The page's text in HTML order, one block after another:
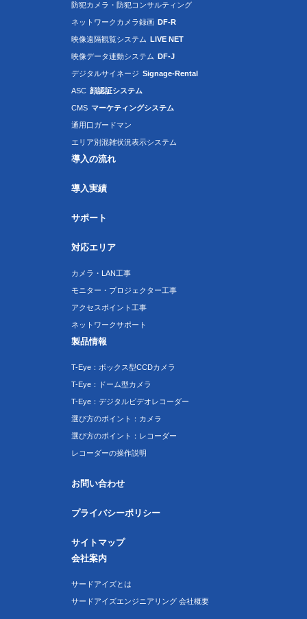
防犯カメラ・防犯コンサルティング
ネットワークカメラ録画 DF-R
映像遠隔観覧システム LIVE NET
映像データ連動システム DF-J
デジタルサイネージ Signage-Rental
ASC 顔認証システム
CMS マーケティングシステム
通用口ガードマン
エリア別混雑状況表示システム
導入の流れ
導入実績
サポート
対応エリア
カメラ・LAN工事
モニター・プロジェクター工事
アクセスポイント工事
ネットワークサポート
製品情報
T-Eye：ボックス型CCDカメラ
T-Eye：ドーム型カメラ
T-Eye：デジタルビデオレコーダー
選び方のポイント：カメラ
選び方のポイント：レコーダー
レコーダーの操作説明
お問い合わせ
プライバシーポリシー
サイトマップ
会社案内
サードアイズとは
サードアイズエンジニアリング 会社概要